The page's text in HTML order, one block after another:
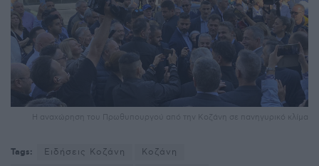
Η αναχώρηση του Πρωθυπουργού από την Κοζάνη σε πανηγυρικό κλίμα
Tags: Ειδήσεις Κοζάνη
Κοζάνη